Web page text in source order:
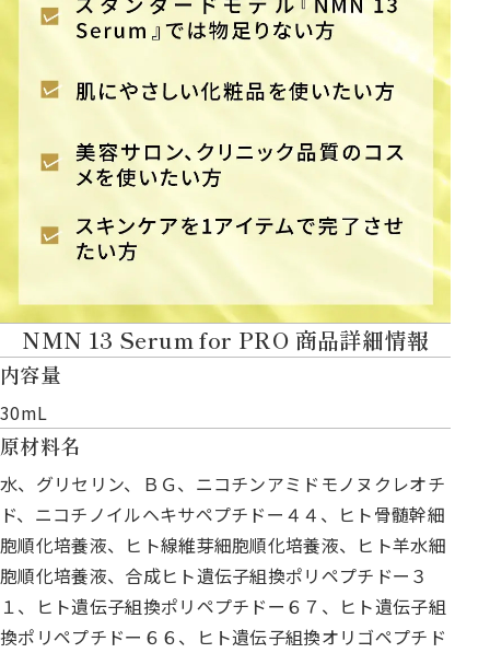
NMN 13 Serum for PRO 商品詳細情報
内容量
30mL
原材料名
水、グリセリン、ＢＧ、ニコチンアミドモノヌクレオチ
ド、ニコチノイルヘキサペプチドー４４、ヒト骨髄幹細
胞順化培養液、ヒト線維芽細胞順化培養液、ヒト羊水細
胞順化培養液、合成ヒト遺伝子組換ポリペプチドー３
１、ヒト遺伝子組換ポリペプチドー６７、ヒト遺伝子組
換ポリペプチドー６６、ヒト遺伝子組換オリゴペプチド